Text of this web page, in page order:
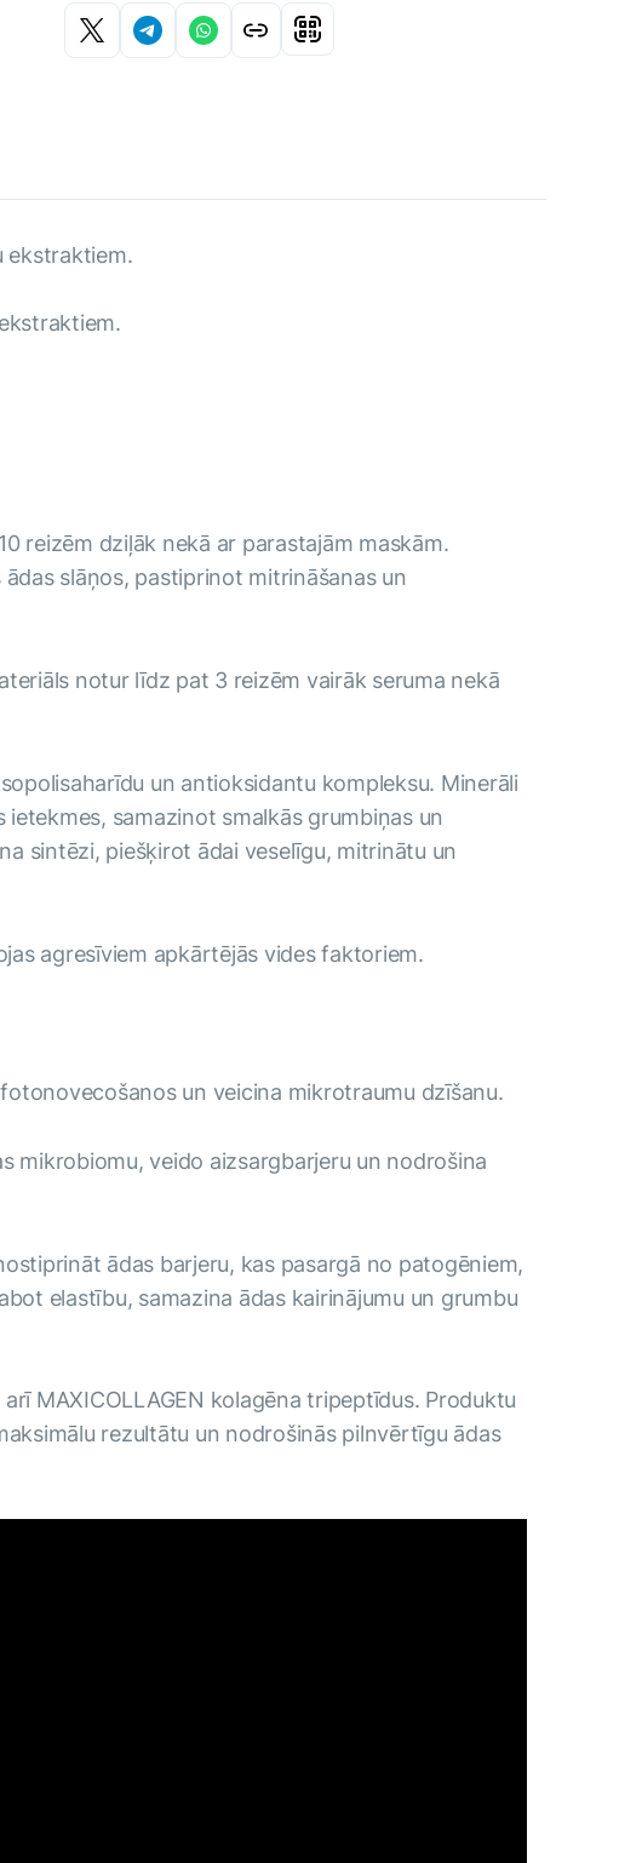
ekstraktiem.
reizēm dziļāk nekā ar parastajām maskām.
slāņos, pastiprinot mitrināšanas un
notur līdz pat 3 reizēm vairāk seruma nekā
un antioksidantu kompleksu. Minerāli
samazinot smalkās grumbiņas un
sintēzi, piešķirot ādai veselīgu, mitrinātu un
agresīviem apkārtējās vides faktoriem.
un veicina mikrotraumu dzīšanu.
mikrobiomu, veido aizsargbarjeru un nodrošina
ādas barjeru, kas pasargā no patogēniem,
elastību, samazina ādas kairinājumu un grumbu
MAXICOLLAGEN kolagēna tripeptīdus. Produktu
rezultātu un nodrošinās pilnvērtīgu ādas